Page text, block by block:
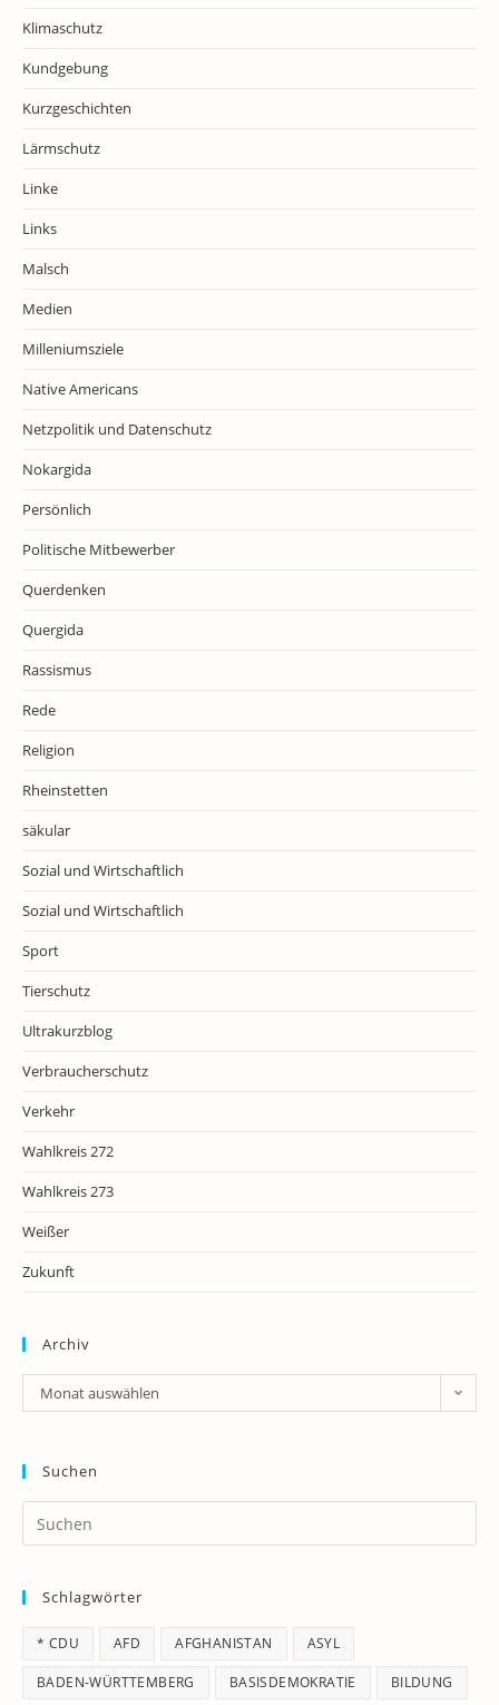
Klimaschutz
Kundgebung
Kurzgeschichten
Lärmschutz
Linke
Links
Malsch
Medien
Milleniumsziele
Native Americans
Netzpolitik und Datenschutz
Nokargida
Persönlich
Politische Mitbewerber
Querdenken
Quergida
Rassismus
Rede
Religion
Rheinstetten
säkular
Sozial und Wirtschaftlich
Sozial und Wirtschaftlich
Sport
Tierschutz
Ultrakurzblog
Verbraucherschutz
Verkehr
Wahlkreis 272
Wahlkreis 273
Weißer
Zukunft
Archiv
Archiv
Monat auswählen
Suchen
Schlagwörter
* CDU AFD AFGHANISTAN ASYL
BADEN-WÜRTTEMBERG BASISDEMOKRATIE BILDUNG